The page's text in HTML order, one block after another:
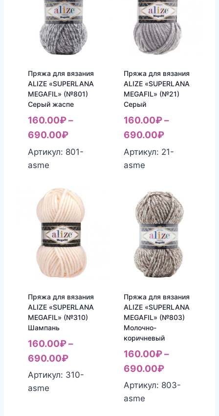
Пряжа для вязания
ALIZE «SUPERLANA
MEGAFIL» (№801)
Серый жаспе
160.00₽–
690.00₽
Артикул: 801-
asme
Пряжа для вязания
ALIZE «SUPERLANA
MEGAFIL» (№21)
Серый
160.00₽–
690.00₽
Артикул: 21-
asme
Пряжа для вязания
ALIZE «SUPERLANA
MEGAFIL» (№310)
Шампань
160.00₽–
690.00₽
Артикул: 310-
asme
Пряжа для вязания
ALIZE «SUPERLANA
MEGAFIL» (№803)
Молочно-
коричневый
160.00₽–
690.00₽
Артикул: 803-
asme